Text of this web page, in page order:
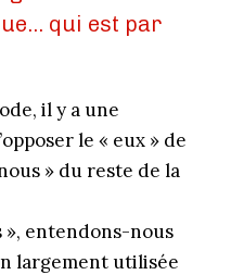
qui est par
il y a une
le « eux » de
» du reste de la
», entendons-nous
largement utilisée